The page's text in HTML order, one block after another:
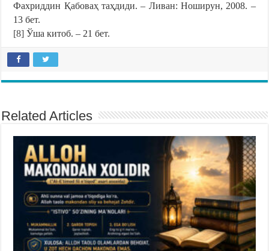
Фахриддин Қабоваҳ таҳдиди. – Ливан: Ноширун, 2008. –
13 бет.
[8] Ўша китоб. – 21 бет.
Related Articles